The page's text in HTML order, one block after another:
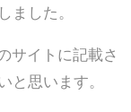
した。
サイトに記載さ
思います。